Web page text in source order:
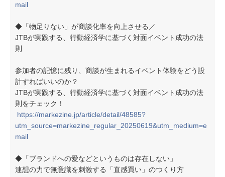
mail
◆「物足りない」が商談化率を向上させる／
JTBが実践する、行動経済学に基づく対面イベント成功の法
則
参加者の記憶に残り、商談が生まれるイベント体験をどう設
計すればいいのか？
JTBが実践する、行動経済学に基づく対面イベント成功の法
則をチェック！
https://markezine.jp/article/detail/48585?
utm_source=markezine_regular_20250619&utm_medium=e
mail
◆「ブランドへの愛などというものは存在しない」
連想の力で無意識を刺激する「直感買い」のつくり方